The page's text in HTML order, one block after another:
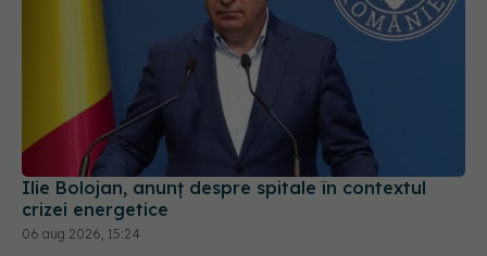
Ilie Bolojan, anunț despre spitale în contextul
crizei energetice
06 aug 2026, 15:24